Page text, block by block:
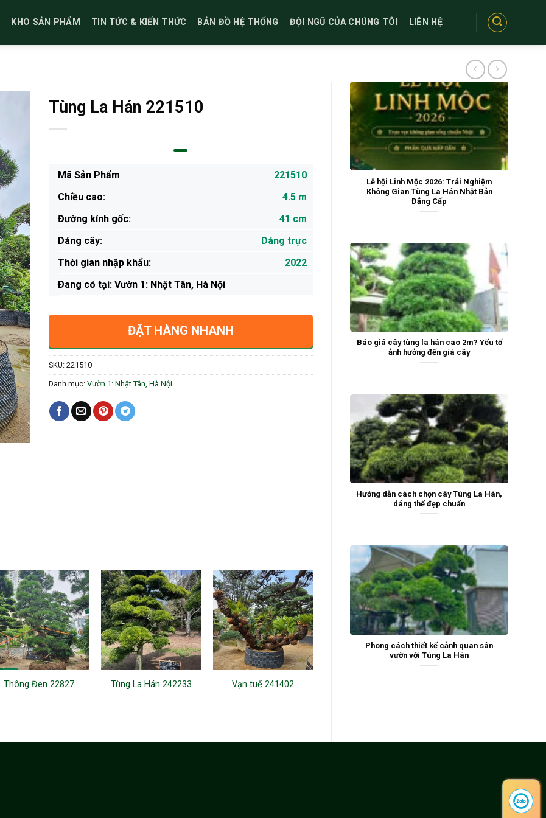
KHO SẢN PHẨM TIN TỨC & KIẾN THỨC BẢN ĐỒ HỆ THỐNG ĐỘI NGŨ CỦA CHÚNG TÔI LIÊN HỆ
Lễ hội Linh Mộc 2026: Trải Nghiệm
Không Gian Tùng La Hán Nhật Bản
Đẳng Cấp
Báo giá cây tùng la hán cao 2m? Yếu tố
ảnh hưởng đến giá cây
Hướng dẫn cách chọn cây Tùng La Hán,
dáng thế đẹp chuẩn
Phong cách thiết kế cảnh quan sân
vườn với Tùng La Hán
Tùng La Hán 221510
Mã Sản Phẩm
221510
Chiều cao:
4.5 m
Đường kính gốc:
41 cm
Dáng cây:
Dáng trực
Thời gian nhập khẩu:
2022
Ðang có tại: Vườn 1: Nhật Tân, Hà Nội
ĐẶT HÀNG NHANH
SKU: 221510
Danh mục: Vườn 1: Nhật Tân, Hà Nội
Thông Đen 22827 Tùng La Hán 242233 Vạn tuế 241402